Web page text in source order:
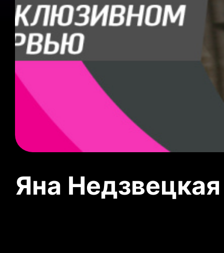
Яна Недзвецкая